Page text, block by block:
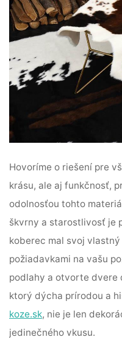
Hovoríme o riešení pre
krásu, ale aj funkčnosť,
odolnosťou tohto
škvrny a starostlivosť je
koberec mal svoj
požiadavkami na vašu
podlahy a otvorte dvere
ktorý dýcha prírodou a
koze.sk, nie je len
jedinečného vkusu.